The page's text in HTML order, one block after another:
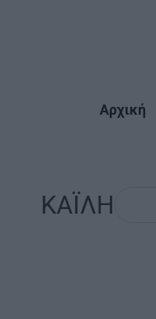
Αρχική
ΚΑΪΛΗ